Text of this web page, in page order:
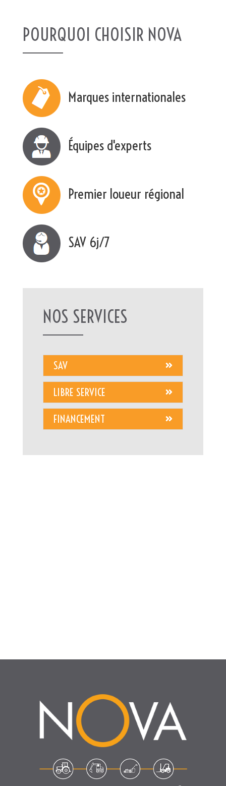
POURQUOI CHOISIR NOVA
Marques internationales
Équipes d'experts
Premier loueur régional
SAV 6j/7
NOS SERVICES
SAV
LIBRE SERVICE
FINANCEMENT